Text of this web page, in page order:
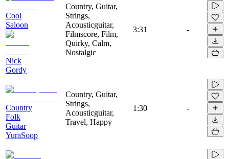
Cool
Saloon
Nick
Gordy
Country, Guitar,
Strings,
Acousticguitar,
Filmscore, Film,
Quirky, Calm,
Nostalgic
3:31 -
Country
Folk
Guitar
YuraSoop
Country, Guitar,
Strings,
Acousticguitar,
Travel, Happy
1:30 -